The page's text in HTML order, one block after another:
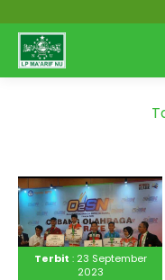
Terbit : 23 September
2023